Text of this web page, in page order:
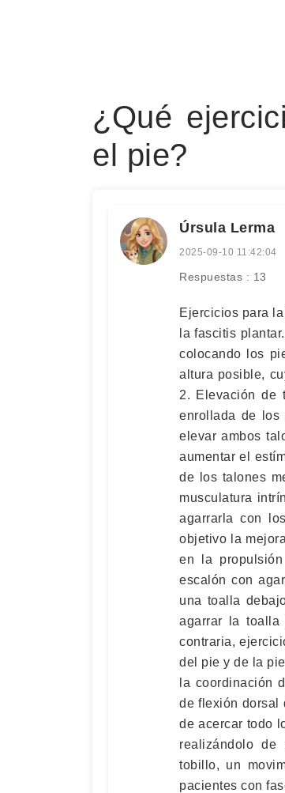
¿Qué
el pie?
Úrsula Lerma
2025-09-10 11:42:04
Respuestas : 13
Ejercicios para
la fascitis
colocando los
altura posible,
2. Elevación de
enrollada de los
elevar ambos
aumentar el
de los talones
musculatura
agarrarla con
objetivo la
en la
escalón con
una toalla
agarrar la
contraria,
del pie y de la
la coordinación
de flexión dorsal
de acercar todo
realizándolo de
tobillo, un
pacientes con